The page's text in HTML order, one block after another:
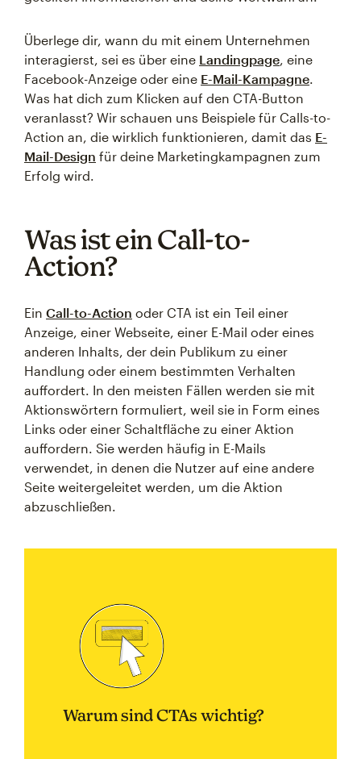
Überlege dir, wann du mit einem Unternehmen
interagierst, sei es über eine Landingpage, eine
Facebook-Anzeige oder eine E-Mail-Kampagne.
Was hat dich zum Klicken auf den CTA-Button
veranlasst? Wir schauen uns Beispiele für Calls-to-
Action an, die wirklich funktionieren, damit das E-
Mail-Design für deine Marketingkampagnen zum
Erfolg wird.
Was ist ein Call-to-
Action?
Ein Call-to-Action oder CTA ist ein Teil einer
Anzeige, einer Webseite, einer E-Mail oder eines
anderen Inhalts, der dein Publikum zu einer
Handlung oder einem bestimmten Verhalten
auffordert. In den meisten Fällen werden sie mit
Aktionswörtern formuliert, weil sie in Form eines
Links oder einer Schaltfläche zu einer Aktion
auffordern. Sie werden häufig in E-Mails
verwendet, in denen die Nutzer auf eine andere
Seite weitergeleitet werden, um die Aktion
abzuschließen.
Warum sind CTAs wichtig?